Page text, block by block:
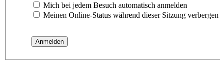
Mich bei jedem Besuch automatisch anmelden
Meinen Online-Status während dieser Sitzung verbergen